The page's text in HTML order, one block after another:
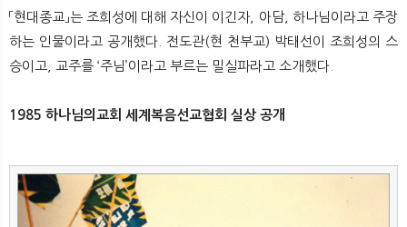
「현대종교」는 조희성에 대해 자신이 이긴자, 아담, 하나님이라고 주장
하는 인물이라고 공개했다. 전도관(현 천부교) 박태선이 조희성의 스
승이고, 교주를 ‘주님’이라고 부르는 밀실파라고 소개했다.
1985 하나님의교회 세계복음선교협회 실상 공개